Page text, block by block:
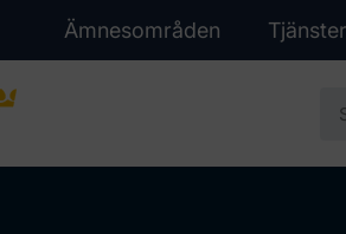
Ämnesområden Tjänster